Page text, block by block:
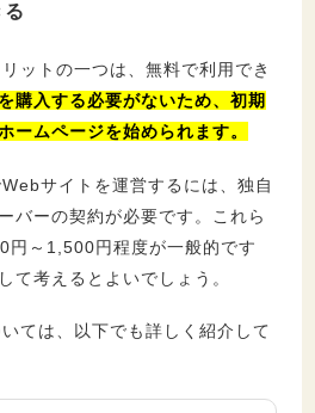
ットの一つは、無料で利用でき
購入する必要がないため、初期
ームページを始められます。
サイトを運営するには、独自
バーの契約が必要です。これら
円～1,500円程度が一般的です
て考えるとよいでしょう。
ては、以下でも詳しく紹介して